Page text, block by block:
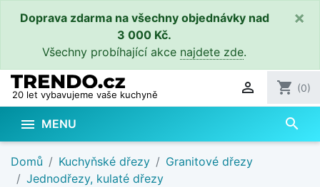
Doprava zdarma na všechny objednávky nad
3 000 Kč.
Všechny probíhající akce najdete zde.
×
20 let vybavujeme vaše kuchyně  shopping_cart (0)
 MENU search
Domů Kuchyňské dřezy
Granitové dřezy
Jednodřezy, kulaté dřezy